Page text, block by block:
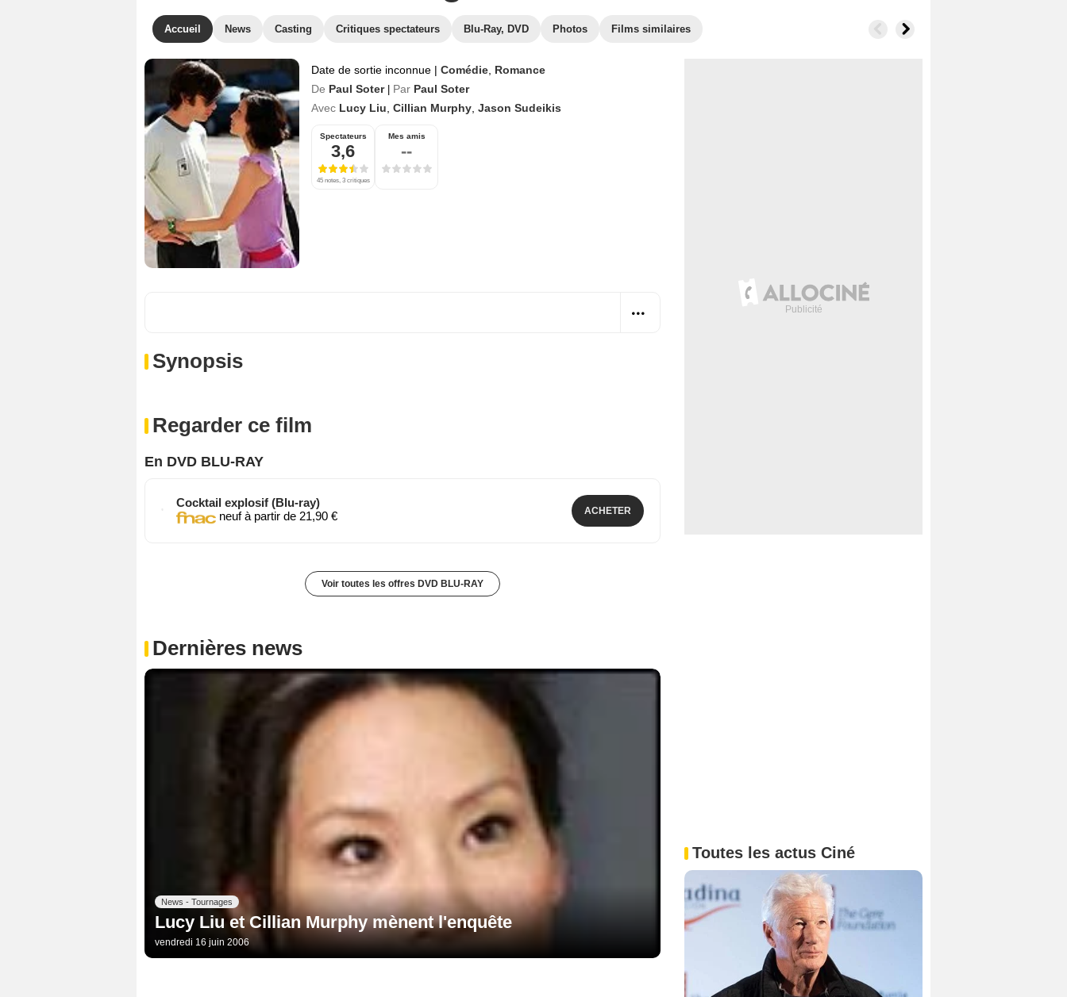
Accueil News Casting Critiques spectateurs Blu-Ray, DVD Photos Films similaires
Date de sortie inconnue | Comédie Romance
De Paul Soter Par Paul Soter
Avec Lucy Liu Cillian Murphy Jason Sudeikis
Spectateurs
3,6
45 notes, 3 critiques
Mes amis
--
Synopsis
Regarder ce film
En DVD BLU-RAY
Cocktail explosif (Blu-ray)
neuf à partir de 21,90 €
ACHETER
Voir toutes les offres DVD BLU-RAY
Dernières news
News - Tournages
Lucy Liu et Cillian Murphy mènent l'enquête
vendredi 16 juin 2006
Toutes les actus Ciné